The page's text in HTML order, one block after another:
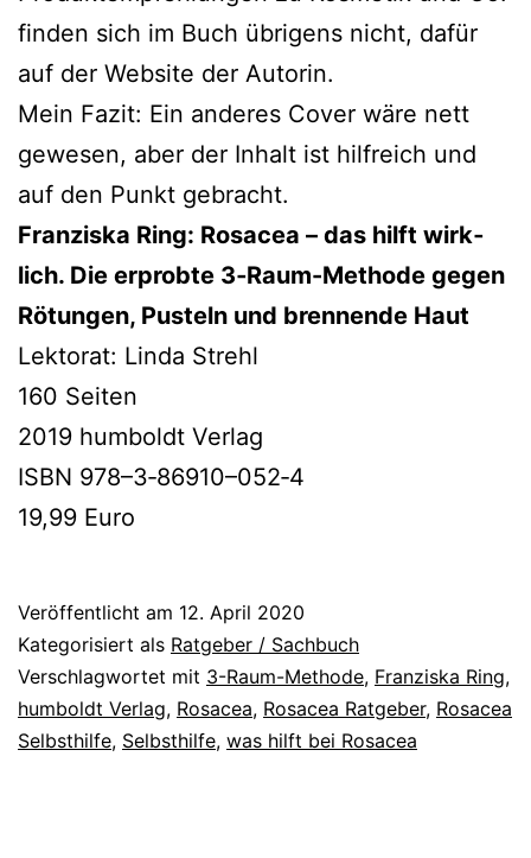
fin­den sich im Buch übri­gens nicht, dafür
auf der Website der Autorin.
Mein Fazit: Ein ande­res Cover wäre nett
gewe­sen, aber der Inhalt ist hilf­reich und
auf den Punkt gebracht.
Franziska Ring: Rosacea – das hilft wirk­
lich. Die erprob­te 3‑Raum-Methode gegen
Rötungen, Pusteln und bren­nen­de Haut
Lektorat: Linda Strehl
160 Seiten
2019 hum­boldt Verlag
ISBN 978–3‑86910–052‑4
19,99 Euro
Veröffentlicht am 12. April 2020
Kategorisiert als Ratgeber / Sachbuch
Verschlagwortet mit 3-Raum-Methode, Franziska Ring,
humboldt Verlag, Rosacea, Rosacea Ratgeber, Rosacea
Selbsthilfe, Selbsthilfe, was hilft bei Rosacea